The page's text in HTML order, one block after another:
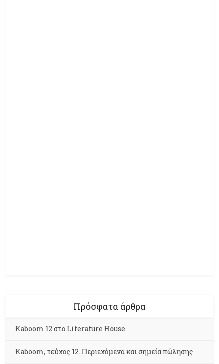
Πρόσφατα άρθρα
Kaboom 12 στο Literature House
Kaboom, τεύχος 12. Περιεχόμενα και σημεία πώλησης